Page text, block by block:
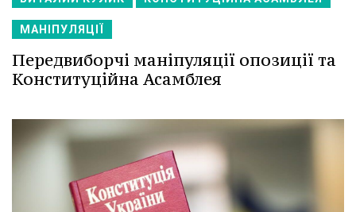
МАНІПУЛЯЦІЇ
Передвиборчі маніпуляції опозиції та
Конституційна Асамблея